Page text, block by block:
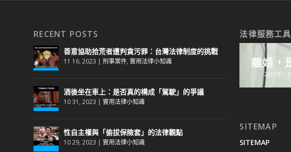
RECENT POSTS
善意協助拾荒者遭判貪污罪：台灣法律制度的挑戰
11 16, 2023 |刑事案件,實用法律小知識
酒後坐在車上：是否真的構成「駕駛」的爭議
10 31, 2023 |實用法律小知識
性自主權與「偷拔保險套」的法律觀點
10 29, 2023 |實用法律小知識
法律服務工具
SITEMAP
SITEMAP